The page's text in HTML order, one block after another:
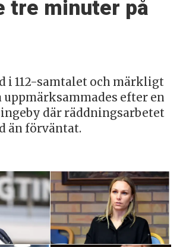
tre minuter på
i 112-samtalet och märkligt
uppmärksammades efter en
där räddningsarbetet
än förväntat.